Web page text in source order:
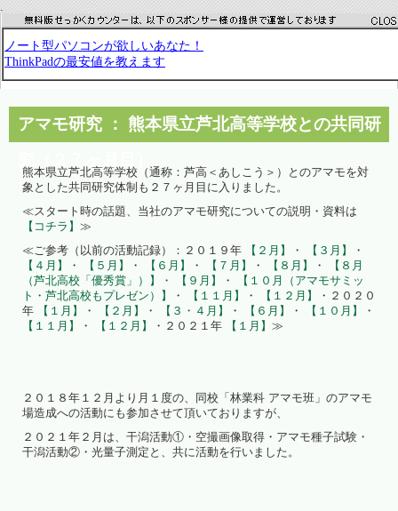
.
アマモ研究 ： 熊本県立芦北高等学校との共同研
熊本県立芦北高等学校（通称：芦高＜あしこう＞）とのアマモを対
象とした共同研究体制も２７ヶ月目に入りました。
≪スタート時の話題、当社のアマモ研究についての説明・資料は
【コチラ】 ≫
≪ご参考（以前の活動記録）：２０１９年 【２月】 ・ 【３月】
・
【４月】
・ 【５月】 ・ 【６月】 ・ 【７月】 ・ 【８月】 ・
【８月
（芦北高校「優秀賞」）】・
【９月】 ・
【１０月（アマモサミッ
ト・芦北高校もプレゼン）】
・ 【１１月】 ・ 【１２月】
・２０２０
年 【１月】 ・ 【２月】 ・ 【３・４月】 ・ 【６月】 ・ 【１０月】
・
【１１月】
・ 【１２月】 ・２０２１年 【１月】 ≫
２０１８年１２月より月１度の、同校「林業科 アマモ班」のアマモ
場造成への活動にも参加させて頂いておりますが、
２０２１年２月は、干潟活動①・空撮画像取得・アマモ種子試験・
干潟活動②・光量子測定と、共に活動を行いました。